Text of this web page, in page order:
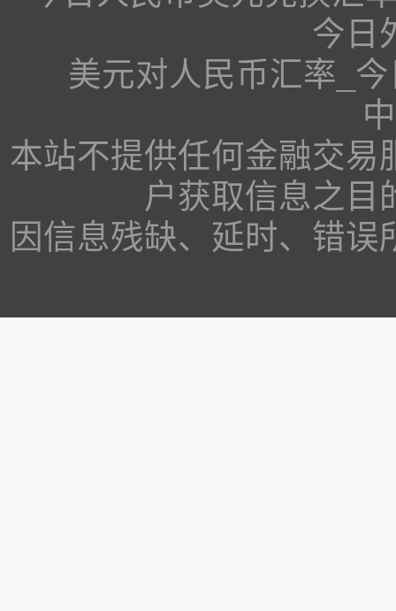
今日
美元对人民币汇率_
本站不提供任何金融交
户获取信息之目
因信息残缺、延时、错